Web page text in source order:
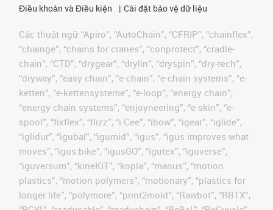
Điều khoản và Điều kiện
Cài đặt bảo vệ dữ liệu
Các thuật ngữ “Apiro”, “AutoChain”, “CFRIP”, “chainflex”,
“chainge”, “chains for cranes”, “conprotect”, “cradle-
chain”, “CTD”, “drygear”, “drylin”, “dryspin”, “dry-tech”,
“dryway”, “easy chain”, “e-chain”, “e-chain systems”, “e-
ketten”, “e-kettensysteme”, “e-loop”, “energy chain”,
“energy chain systems”, “enjoyneering”, “e-skin”, “e-
spool”, “fixflex”, “flizz”, “i.Cee”, “ibow”, “igear”, “iglide”,
“iglidur”, “igubal”, “igumid”, “igus”, “igus improves what
moves”, “igus:bike”, “igusGO”, “igutex”, “iguverse”,
“iguversum”, “kineKIT”, “kopla”, “manus”, “motion
plastics”, “motion polymers”, “motionary”, “plastics for
longer life”, “polymore”, “print2mold”, “Rawbot”, “RBTX”,